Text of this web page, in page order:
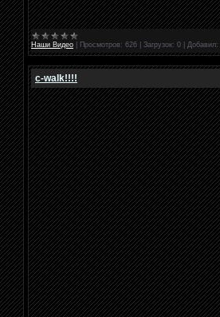
Наши Видео Просмотров: 626 Загрузок: 0 Добавил:
c-walk!!!!